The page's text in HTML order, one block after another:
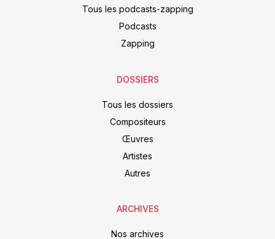
Tous les podcasts-zapping
Podcasts
Zapping
DOSSIERS
Tous les dossiers
Compositeurs
Œuvres
Artistes
Autres
ARCHIVES
Nos archives